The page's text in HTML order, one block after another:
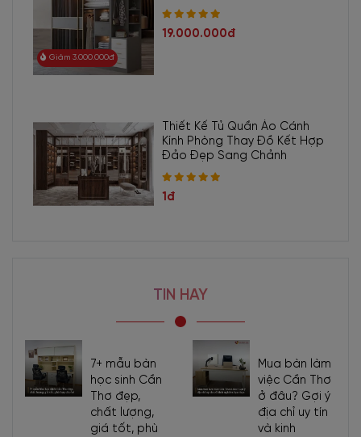
Giảm 3.000.000đ
19.000.000đ
Thiết Kế Tủ Quần Áo Cánh
Kính Phòng Thay Đồ Kết Hợp
Đảo Đẹp Sang Chảnh
1đ
TIN HAY
7+ mẫu bàn
học sinh Cần
Thơ đẹp,
chất lượng,
giá tốt, phù
Mua bàn làm
việc Cần Thơ
ở đâu? Gợi ý
địa chỉ uy tín
và kinh